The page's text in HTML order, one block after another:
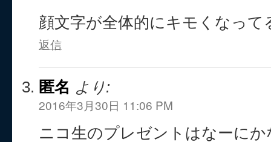
顔文字が全体的にキモくなって
返信
匿名 より:
2016年3月30日 11:06 PM
ニコ生のプレゼントはなーにか